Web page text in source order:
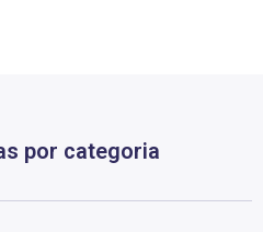
por categoria